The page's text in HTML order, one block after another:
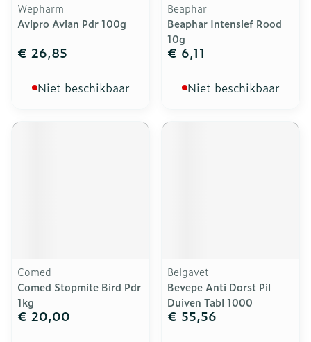
Wepharm
Avipro Avian Pdr 100g
€ 26,85
Niet beschikbaar
Beaphar
Beaphar Intensief Rood
10g
€ 6,11
Niet beschikbaar
Comed
Comed Stopmite Bird Pdr
1kg
€ 20,00
Belgavet
Bevepe Anti Dorst Pil
Duiven Tabl 1000
€ 55,56